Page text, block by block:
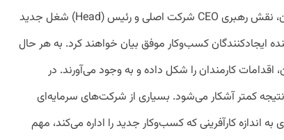
شاید روشن باشد که گزارشگران، نقش رهبری CEO شرکت اصلی و رئیس (Head) شغل جدید
ایجادکنندگان کسب‌وکار موفق بیان خواهند کرد. به هر حال
کارمندان را شکل داده و به وجود می‌آورند. در
کمتر آشکار می‌شود. بسیاری از شرکت‌های سرمایه‌ای
اندازه کارآفرینی که کسب‌وکار جدید را اداره می‌کند، مهم